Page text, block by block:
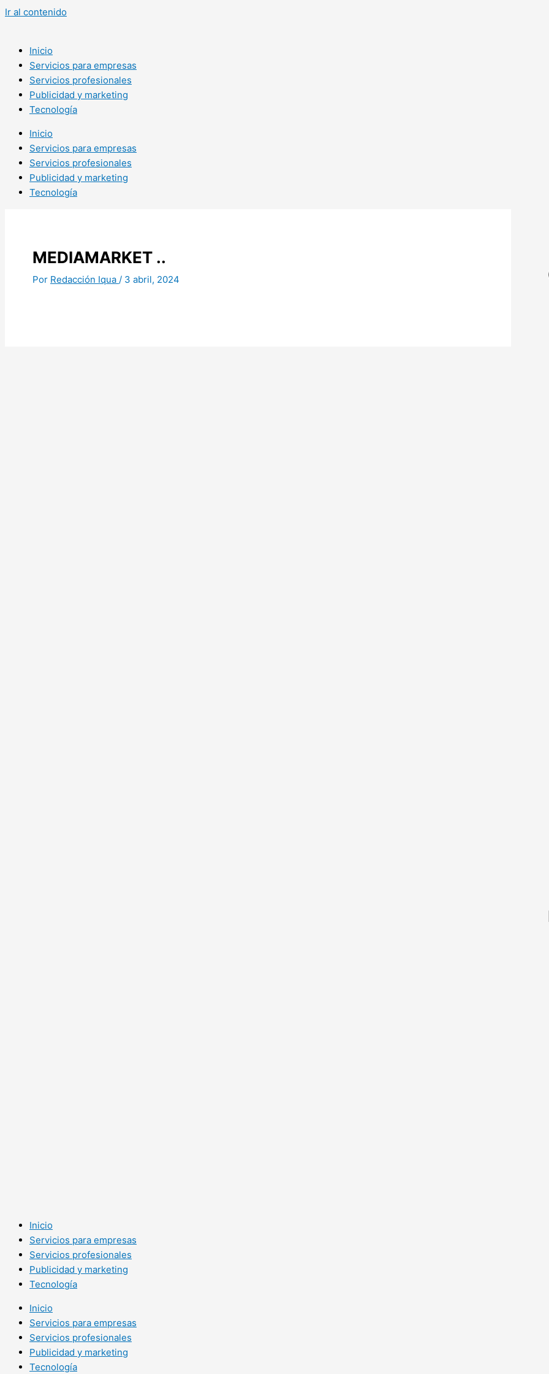
Ir al contenido
Inicio
Servicios para empresas
Servicios profesionales
Publicidad y marketing
Tecnología
Inicio
Servicios para empresas
Servicios profesionales
Publicidad y marketing
Tecnología
MEDIAMARKET ..
Por Redacción Iqua / 3 abril, 2024
Inicio
Servicios para empresas
Servicios profesionales
Publicidad y marketing
Tecnología
Inicio
Servicios para empresas
Servicios profesionales
Publicidad y marketing
Tecnología